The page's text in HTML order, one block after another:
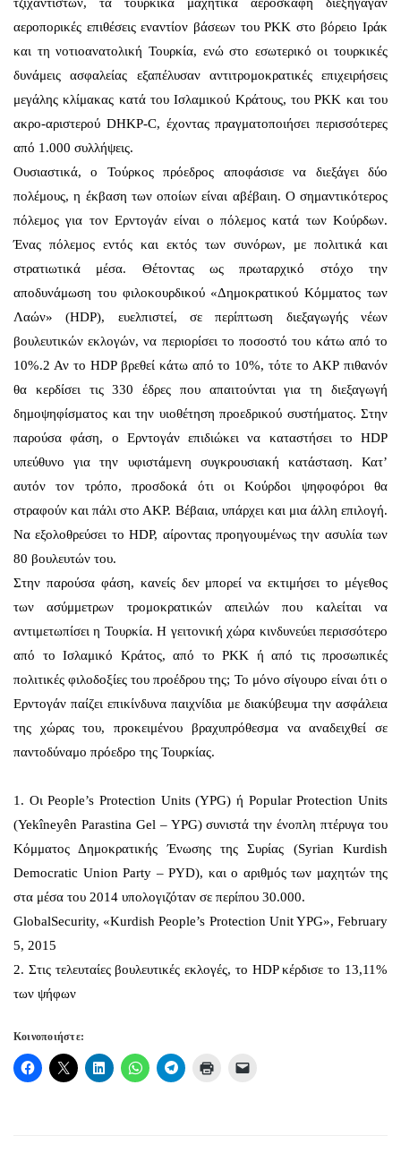
αεροπορικές επιθέσεις εναντίον βάσεων του PKK στο βόρειο Ιράκ
και τη νοτιοανατολική Τουρκία, ενώ στο εσωτερικό οι τουρκικές
δυνάμεις ασφαλείας εξαπέλυσαν αντιτρομοκρατικές επιχειρήσεις
μεγάλης κλίμακας κατά του Ισλαμικού Κράτους, του PKK και του
ακρο-αριστερού DHKP-C, έχοντας πραγματοποιήσει περισσότερες
από 1.000 συλλήψεις.
Ουσιαστικά, ο Τούρκος πρόεδρος αποφάσισε να διεξάγει δύο
πολέμους, η έκβαση των οποίων είναι αβέβαιη. Ο σημαντικότερος
πόλεμος για τον Ερντογάν είναι ο πόλεμος κατά των Κούρδων.
Ένας πόλεμος εντός και εκτός των συνόρων, με πολιτικά και
στρατιωτικά μέσα. Θέτοντας ως πρωταρχικό στόχο την
αποδυνάμωση του φιλοκουρδικού «Δημοκρατικού Κόμματος των
Λαών» (HDP), ευελπιστεί, σε περίπτωση διεξαγωγής νέων
βουλευτικών εκλογών, να περιορίσει το ποσοστό του κάτω από το
10%.2 Αν το HDP βρεθεί κάτω από το 10%, τότε το ΑΚΡ πιθανόν
θα κερδίσει τις 330 έδρες που απαιτούνται για τη διεξαγωγή
δημοψηφίσματος και την υιοθέτηση προεδρικού συστήματος. Στην
παρούσα φάση, ο Ερντογάν επιδιώκει να καταστήσει το HDP
υπεύθυνο για την υφιστάμενη συγκρουσιακή κατάσταση. Κατ’
αυτόν τον τρόπο, προσδοκά ότι οι Κούρδοι ψηφοφόροι θα
στραφούν και πάλι στο ΑΚΡ. Βέβαια, υπάρχει και μια άλλη επιλογή.
Να εξολοθρεύσει το HDP, αίροντας προηγουμένως την ασυλία των
80 βουλευτών του.
Στην παρούσα φάση, κανείς δεν μπορεί να εκτιμήσει το μέγεθος
των ασύμμετρων τρομοκρατικών απειλών που καλείται να
αντιμετωπίσει η Τουρκία. Η γειτονική χώρα κινδυνεύει περισσότερο
από το Ισλαμικό Κράτος, από το PKK ή από τις προσωπικές
πολιτικές φιλοδοξίες του προέδρου της; Το μόνο σίγουρο είναι ότι ο
Ερντογάν παίζει επικίνδυνα παιχνίδια με διακύβευμα την ασφάλεια
της χώρας του, προκειμένου βραχυπρόθεσμα να αναδειχθεί σε
παντοδύναμο πρόεδρο της Τουρκίας.
1. Οι People’s Protection Units (YPG) ή Popular Protection Units
(Yekîneyên Parastina Gel – YPG) συνιστά την ένοπλη πτέρυγα του
Κόμματος Δημοκρατικής Ένωσης της Συρίας (Syrian Kurdish
Democratic Union Party – PYD), και ο αριθμός των μαχητών της
στα μέσα του 2014 υπολογιζόταν σε περίπου 30.000.
GlobalSecurity, «Kurdish People’s Protection Unit YPG», February
5, 2015
2. Στις τελευταίες βουλευτικές εκλογές, το HDP κέρδισε το 13,11%
των ψήφων
Κοινοποιήστε: